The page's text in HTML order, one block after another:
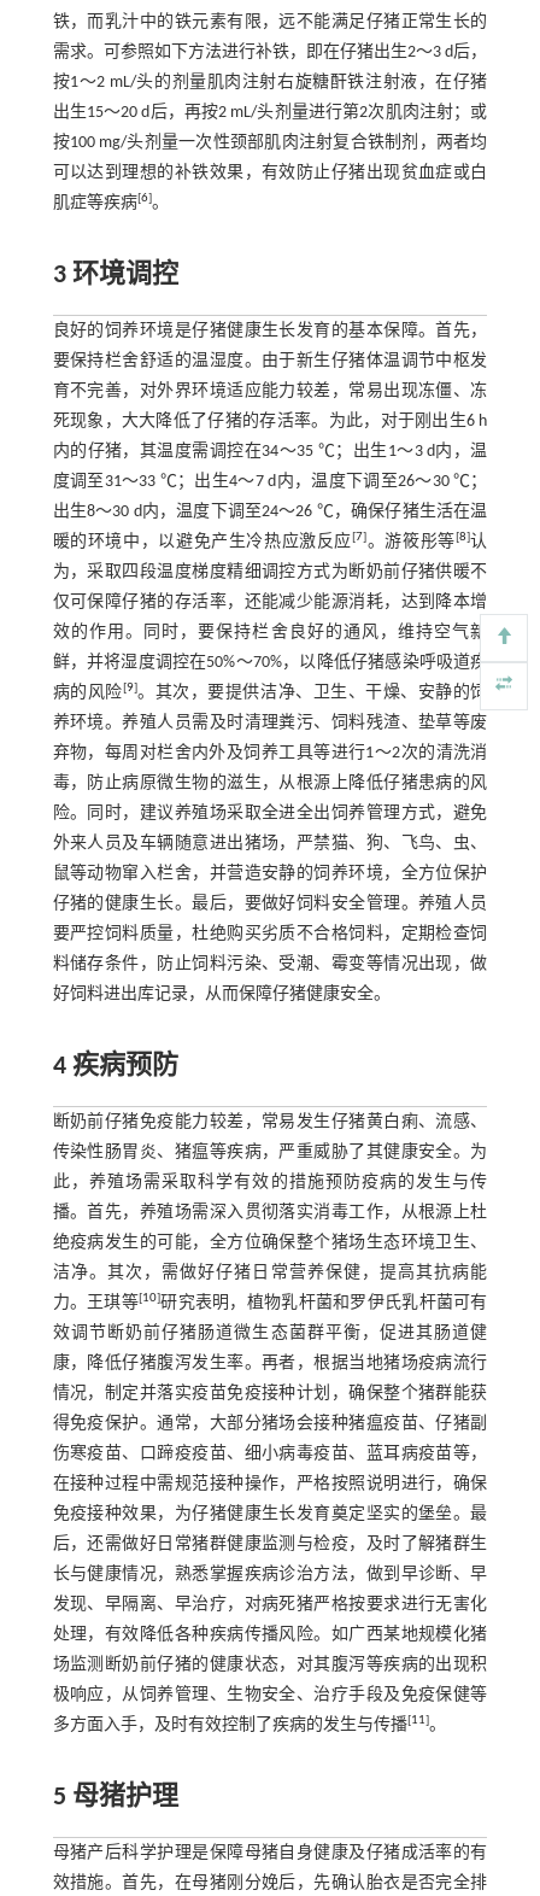
铁，而乳汁中的铁元素有限，远不能满足仔猪正常生长的
需求。可参照如下方法进行补铁，即在仔猪出生2～3 d后，
按1～2 mL/头的剂量肌肉注射右旋糖酐铁注射液，在仔猪
出生15～20 d后，再按2 mL/头剂量进行第2次肌肉注射；或
按100 mg/头剂量一次性颈部肌肉注射复合铁制剂，两者均
可以达到理想的补铁效果，有效防止仔猪出现贫血症或白
肌症等疾病[6]。
3 环境调控
良好的饲养环境是仔猪健康生长发育的基本保障。首先，
要保持栏舍舒适的温湿度。由于新生仔猪体温调节中枢发
育不完善，对外界环境适应能力较差，常易出现冻僵、冻
死现象，大大降低了仔猪的存活率。为此，对于刚出生6 h
内的仔猪，其温度需调控在34～35 ℃；出生1～3 d内，温
度调至31～33 ℃；出生4～7 d内，温度下调至26～30 ℃；
出生8～30 d内，温度下调至24～26 ℃，确保仔猪生活在温
暖的环境中，以避免产生冷热应激反应[7]。游筱彤等[8]认
为，采取四段温度梯度精细调控方式为断奶前仔猪供暖不
仅可保障仔猪的存活率，还能减少能源消耗，达到降本增
效的作用。同时，要保持栏舍良好的通风，维持空气新
鲜，并将湿度调控在50%～70%，以降低仔猪感染呼吸道疾
病的风险[9]。其次，要提供洁净、卫生、干燥、安静的饲
养环境。养殖人员需及时清理粪污、饲料残渣、垫草等废
弃物，每周对栏舍内外及饲养工具等进行1～2次的清洗消
毒，防止病原微生物的滋生，从根源上降低仔猪患病的风
险。同时，建议养殖场采取全进全出饲养管理方式，避免
外来人员及车辆随意进出猪场，严禁猫、狗、飞鸟、虫、
鼠等动物窜入栏舍，并营造安静的饲养环境，全方位保护
仔猪的健康生长。最后，要做好饲料安全管理。养殖人员
要严控饲料质量，杜绝购买劣质不合格饲料，定期检查饲
料储存条件，防止饲料污染、受潮、霉变等情况出现，做
好饲料进出库记录，从而保障仔猪健康安全。
4 疾病预防
断奶前仔猪免疫能力较差，常易发生仔猪黄白痢、流感、
传染性肠胃炎、猪瘟等疾病，严重威胁了其健康安全。为
此，养殖场需采取科学有效的措施预防疫病的发生与传
播。首先，养殖场需深入贯彻落实消毒工作，从根源上杜
绝疫病发生的可能，全方位确保整个猪场生态环境卫生、
洁净。其次，需做好仔猪日常营养保健，提高其抗病能
力。王琪等[10]研究表明，植物乳杆菌和罗伊氏乳杆菌可有
效调节断奶前仔猪肠道微生态菌群平衡，促进其肠道健
康，降低仔猪腹泻发生率。再者，根据当地猪场疫病流行
情况，制定并落实疫苗免疫接种计划，确保整个猪群能获
得免疫保护。通常，大部分猪场会接种猪瘟疫苗、仔猪副
伤寒疫苗、口蹄疫疫苗、细小病毒疫苗、蓝耳病疫苗等，
在接种过程中需规范接种操作，严格按照说明进行，确保
免疫接种效果，为仔猪健康生长发育奠定坚实的堡垒。最
后，还需做好日常猪群健康监测与检疫，及时了解猪群生
长与健康情况，熟悉掌握疾病诊治方法，做到早诊断、早
发现、早隔离、早治疗，对病死猪严格按要求进行无害化
处理，有效降低各种疾病传播风险。如广西某地规模化猪
场监测断奶前仔猪的健康状态，对其腹泻等疾病的出现积
极响应，从饲养管理、生物安全、治疗手段及免疫保健等
多方面入手，及时有效控制了疾病的发生与传播[11]。
5 母猪护理
母猪产后科学护理是保障母猪自身健康及仔猪成活率的有
效措施。首先，在母猪刚分娩后，先确认胎衣是否完全排